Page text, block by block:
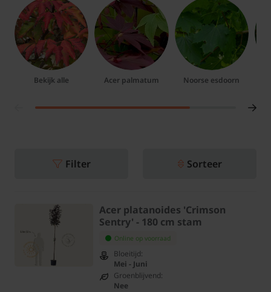
Bekijk alle Acer palmatum Noorse esdoorn
Filter Sorteer
Acer platanoides 'Crimson
Sentry' - 180 cm stam
Online op voorraad
Bloeitijd:
Mei - Juni
Groenblijvend:
Nee